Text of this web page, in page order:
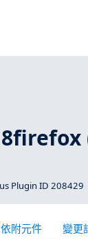
Plugin ID 208429
依附元件 變更